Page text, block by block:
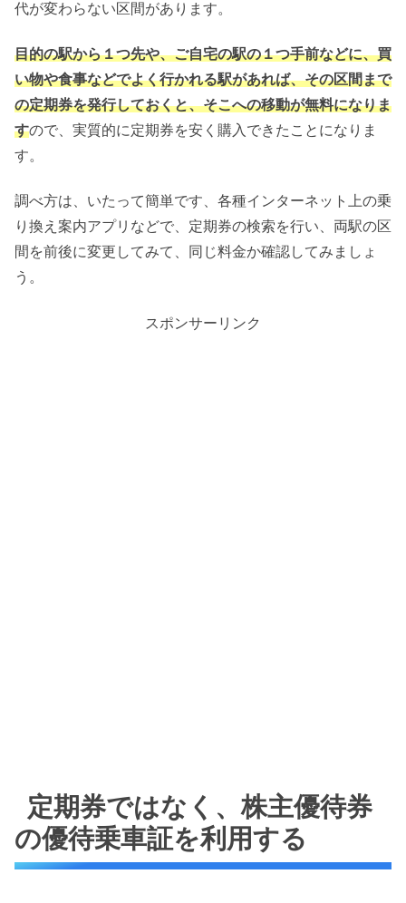
代が変わらない区間があります。
目的の駅から１つ先や、ご自宅の駅の１つ手前などに、買
い物や食事などでよく行かれる駅があれば、その区間まで
の定期券を発行しておくと、そこへの移動が無料になりま
すので、実質的に定期券を安く購入できたことになりま
す。
調べ方は、いたって簡単です、各種インターネット上の乗
り換え案内アプリなどで、定期券の検索を行い、両駅の区
間を前後に変更してみて、同じ料金か確認してみましょ
う。
スポンサーリンク
定期券ではなく、株主優待券
の優待乗車証を利用する